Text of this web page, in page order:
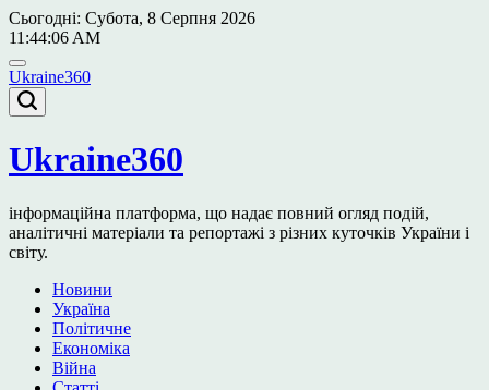
Перейти
до
вмісту
Сьогодні: Субота, 8 Серпня 2026
11 :44:06 AM
Ukraine360
Ukraine360
інформаційна платформа, що надає повний огляд подій,
аналітичні матеріали та репортажі з різних куточків України і
світу.
Новини
Україна
Політичне
Економіка
Війна